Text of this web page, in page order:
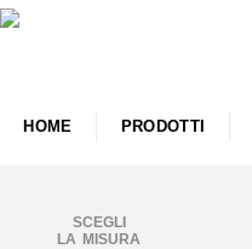
HOME PRODOTTI
SCEGLI
LA MISURA